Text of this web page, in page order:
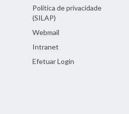
Política de privacidade
(SILAP)
Webmail
Intranet
Efetuar Login